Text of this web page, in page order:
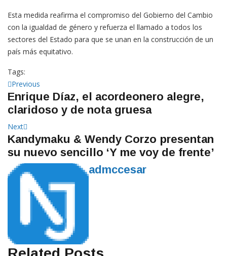
Esta medida reafirma el compromiso del Gobierno del Cambio
con la igualdad de género y refuerza el llamado a todos los
sectores del Estado para que se unan en la construcción de un
país más equitativo.
Tags:
Navegación
de
entradas
Previous
post:
Enrique Díaz, el acordeonero alegre,
claridoso y de nota gruesa
Next
post:
Kandymaku & Wendy Corzo presentan
su nuevo sencillo ‘Y me voy de frente’
admccesar